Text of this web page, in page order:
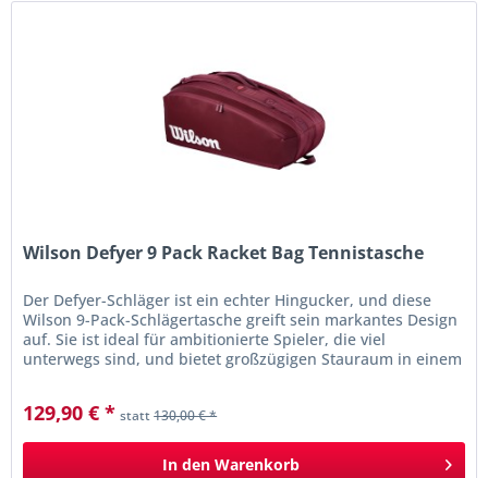
Wilson Defyer 9 Pack Racket Bag Tennistasche
Der Defyer-Schläger ist ein echter Hingucker, und diese
Wilson 9-Pack-Schlägertasche greift sein markantes Design
auf. Sie ist ideal für ambitionierte Spieler, die viel
unterwegs sind, und bietet großzügigen Stauraum in einem
129,90 € * statt130,00 € *
In den Warenkorb